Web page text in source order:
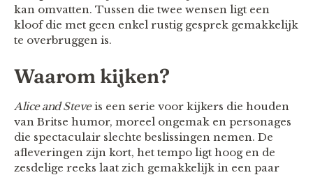
kan omvatten. Tussen die twee wensen ligt een
kloof die met geen enkel rustig gesprek gemakkelijk
te overbruggen is.
Waarom kijken?
Alice and Steveis een serie voor kijkers die houden
van Britse humor, moreel ongemak en personages
die spectaculair slechte beslissingen nemen. De
afleveringen zijn kort, het tempo ligt hoog en de
zesdelige reeks laat zich gemakkelijk in een paar